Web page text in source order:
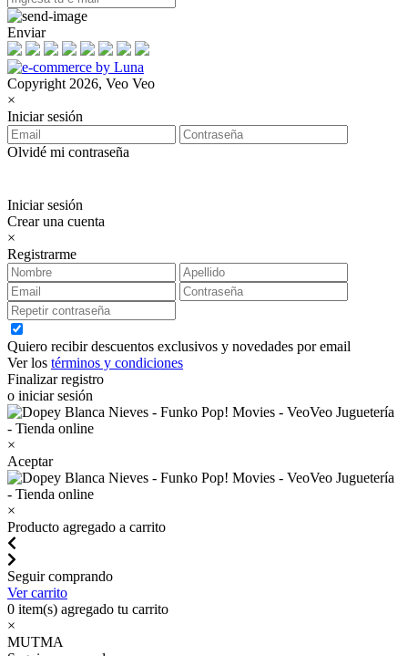
Enviar
Copyright 2026, Veo Veo
×
Iniciar sesión
Olvidé mi contraseña
Iniciar sesión
Crear una cuenta
×
Registrarme
Quiero recibir descuentos exclusivos y novedades por email
Ver los términos y condiciones
Finalizar registro
o iniciar sesión
×
Aceptar
×
Producto agregado a carrito
Seguir comprando
Ver carrito
0 item(s) agregado tu carrito
×
MUTMA